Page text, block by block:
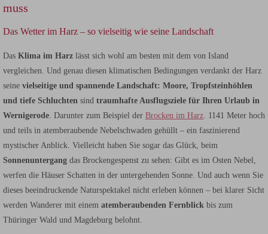
muss
Das Wetter im Harz – so vielseitig wie seine Landschaft
Das Klima im Harz lässt sich wohl am besten mit dem von Island
vergleichen. Und genau diesen klimatischen Bedingungen verdankt der Harz
seine vielseitige und spannende Landschaft: Moore, Tropfsteinhöhlen
und tiefe Schluchten sind traumhafte Ausflugsziele für Ihren Urlaub in
Wernigerode. Darunter zum Beispiel der Brocken im Harz. 1141 Meter hoch
und teils in atemberaubende Nebelschwaden gehüllt – ein faszinierend
mystischer Anblick. Vielleicht haben Sie sogar das Glück, beim
Sonnenuntergang das Brockengespenst zu sehen: Gibt es im Osten Nebel,
werfen die Häuser Schatten in der untergehenden Sonne. Und auch wenn Sie
dieses beeindruckende Naturspektakel nicht erleben können – bei klarer Sicht
werden Wanderer mit einem atemberaubenden Fernblick bis zum
Thüringer Wald und Magdeburg belohnt.